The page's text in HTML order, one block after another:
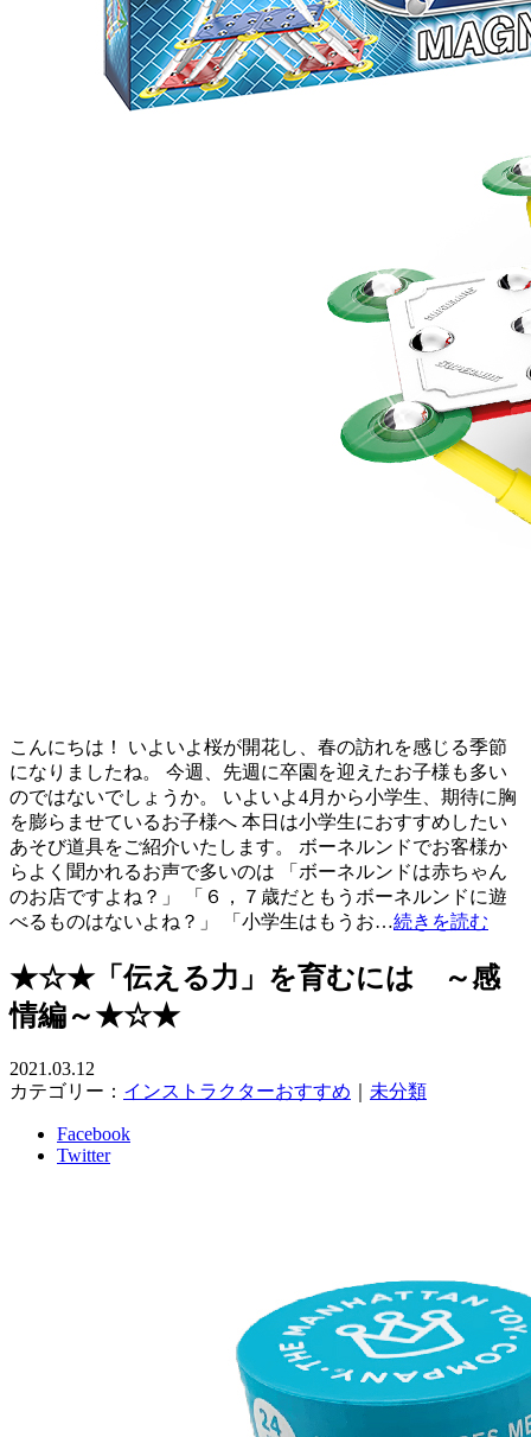
こんにちは！ いよいよ桜が開花し、春の訪れを感じる季節
になりましたね。 今週、先週に卒園を迎えたお子様も多い
のではないでしょうか。 いよいよ4月から小学生、期待に胸
を膨らませているお子様へ 本日は小学生におすすめしたい
あそび道具をご紹介いたします。 ボーネルンドでお客様か
らよく聞かれるお声で多いのは 「ボーネルンドは赤ちゃん
のお店ですよね？」 「６，７歳だともうボーネルンドに遊
べるものはないよね？」 「小学生はもうお…続きを読む
★☆★「伝える力」を育むには ～感
情編～★☆★
2021.03.12
カテゴリー： インストラクターおすすめ 未分類
Facebook
Twitter